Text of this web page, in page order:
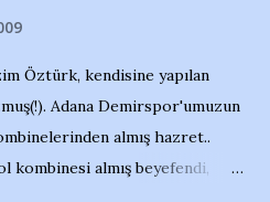
Öztürk, kendisine yapılan
Adana Demirspor'umuzun
almış hazret..
almış beyefendi,